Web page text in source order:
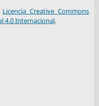
Licencia Creative Commons
4.0 Internacional.